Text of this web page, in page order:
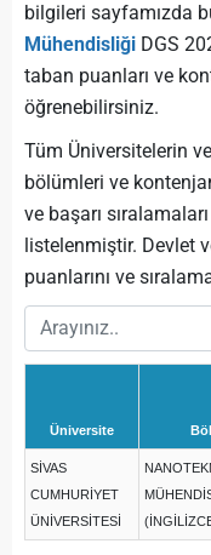
bilgileri sayfamızda
Mühendisliği DGS
taban puanları ve
öğrenebilirsiniz.
Tüm Üniversitelerin
bölümleri ve
ve başarı
listelenmiştir. Devlet
puanlarını ve
Üniversite
SİVAS
CUMHURİYET
ÜNİVERSİTESİ